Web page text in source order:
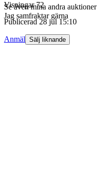
Se även mina andra auktioner
Jag samfraktar gärna
Visningar 72
Publicerad 28 jul 15:10
Anmäl Sälj liknande